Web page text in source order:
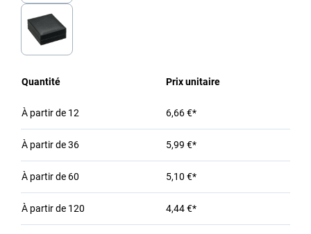
Quantité Prix unitaire
À partir de 12 6,66 €*
À partir de36 5,99 €*
À partir de 60 5,10 €*
À partir de 120 4,44 €*